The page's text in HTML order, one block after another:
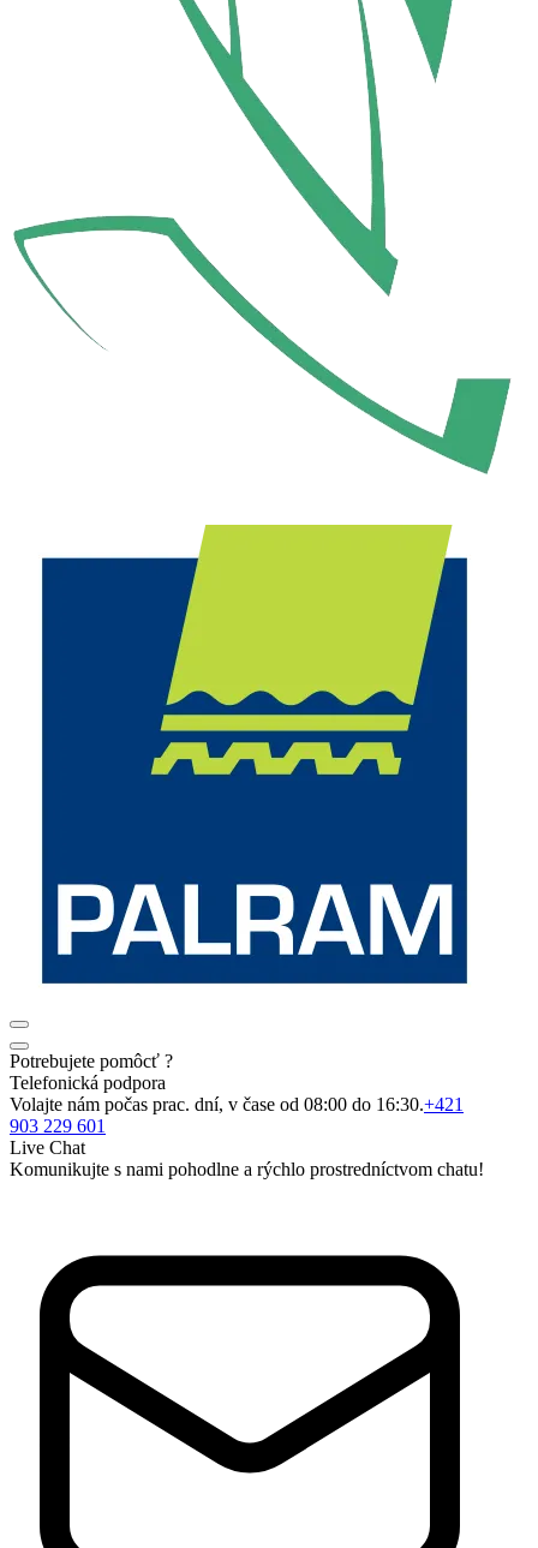
Potrebujete pomôcť ?
Telefonická podpora
Volajte nám počas prac. dní, v čase od 08:00 do 16:30.+421
903 229 601
Live Chat
Komunikujte s nami pohodlne a rýchlo prostredníctvom chatu!